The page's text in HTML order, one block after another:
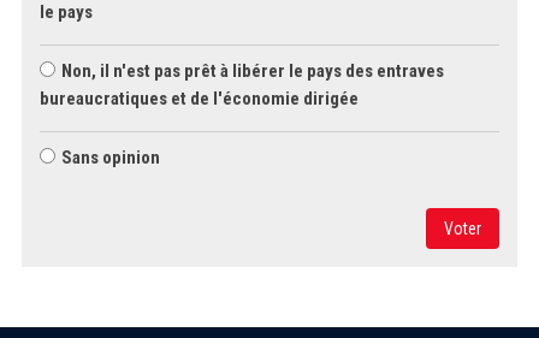
le pays
Non, il n'est pas prêt à libérer le pays des entraves
bureaucratiques et de l'économie dirigée
Sans opinion
Voter